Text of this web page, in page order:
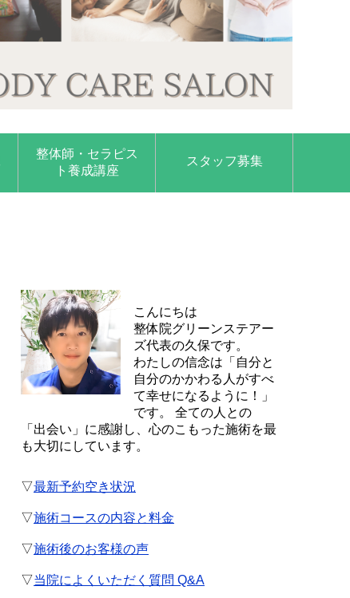
整体師・セラピス
ト養成講座
スタッフ募集
こんにちは
整体院グリーンステアー
ズ代表の久保です。
わたしの信念は「自分と
自分のかかわる人がすべ
て幸せになるように！」
です。 全ての人との
「出会い」に感謝し、心のこもった施術を最
も大切にしています。
▽最新予約空き状況
▽施術コースの内容と料金
▽施術後のお客様の声
▽当院によくいただく質問 Q&A